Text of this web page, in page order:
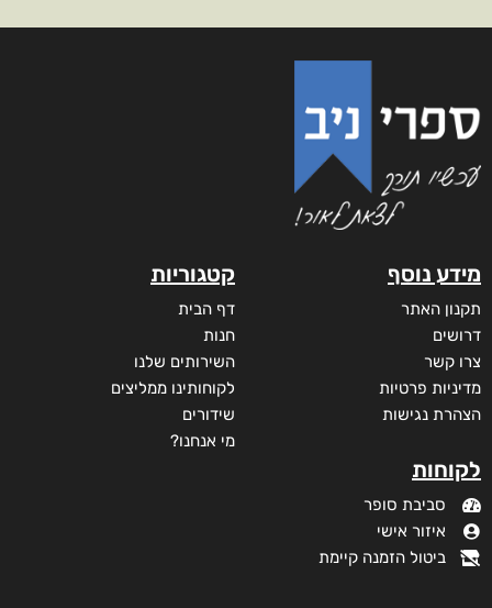
מידע נוסף
תקנון האתר
דרושים
צרו קשר
מדיניות פרטיות
הצהרת נגישות
לקוחות
סביבת סופר
איזור אישי
ביטול הזמנה קיימת
קטגוריות
דף הבית
חנות
השירותים שלנו
לקוחותינו ממליצים
שידורים
מי אנחנו?